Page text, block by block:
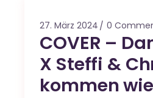
27. März 2024 0
COVER –
X Steffi &
kommen